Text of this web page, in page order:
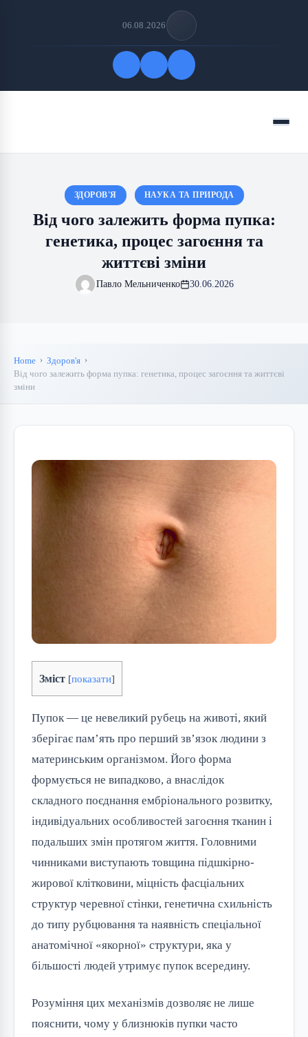
06.08.2026
Menu
ЗДОРОВ'Я НАУКА ТА ПРИРОДА
Від чого залежить форма пупка:
генетика, процес загоєння та
життєві зміни
Павло Мельниченко 30.06.2026
Home
Здоров'я
Від чого залежить форма пупка: генетика, процес загоєння та життєві
зміни
Зміст [показати]
Пупок — це невеликий рубець на животі, який
зберігає пам’ять про перший зв’язок людини з
материнським організмом. Його форма
формується не випадково, а внаслідок
складного поєднання ембріонального розвитку,
індивідуальних особливостей загоєння тканин і
подальших змін протягом життя. Головними
чинниками виступають товщина підшкірно-
жирової клітковини, міцність фасціальних
структур черевної стінки, генетична схильність
до типу рубцювання та наявність спеціальної
анатомічної «якорної» структури, яка у
більшості людей утримує пупок всередину.
Розуміння цих механізмів дозволяє не лише
пояснити, чому у близнюків пупки часто